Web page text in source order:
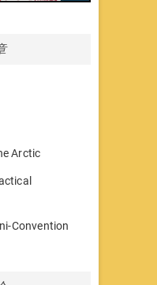
Arctic
Convention